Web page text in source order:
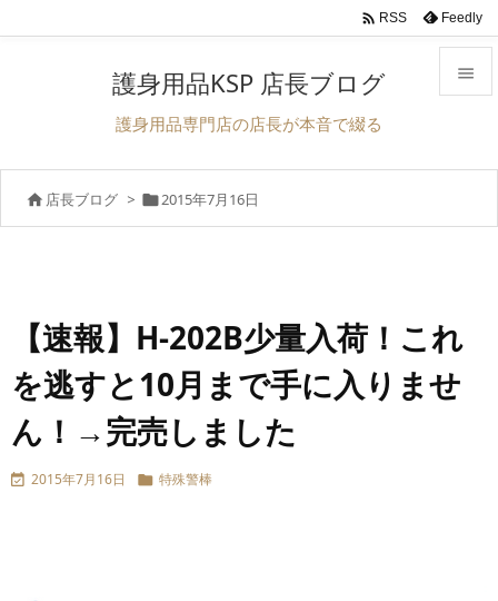



検索
 RSS Feedly
護身用品KSP 店長ブログ
護身用品専門店の店長が本音で綴る
 店長ブログ > 2015年7月16日
【速報】H-202B少量入荷！これ
を逃すと10月まで手に入りませ
ん！→完売しました
 2015年7月16日  特殊警棒